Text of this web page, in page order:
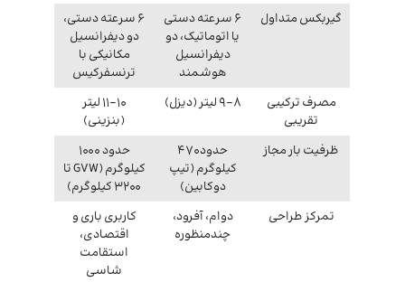
گیربکس متداول
6 سرعته دستی
یا اتوماتیک، دو
دیفرانسیل
هوشمند
6 سرعته دستی،
دو دیفرانسیل
مکانیکی با
ترنسفرکیس
مصرف ترکیبی
تقریبی
8–9 لیتر (دیزل)
10–11 لیتر
(بنزینی)
ظرفیت بار مجاز
حدود 470
کیلوگرم (تیپ
دوکابین)
حدود 1000
کیلوگرم (GVW تا
3200 کیلوگرم)
تمرکز طراحی
دوام، آفرود،
چندمنظوره
کاربری باری و
اقتصادی،
استقامت
شاسی